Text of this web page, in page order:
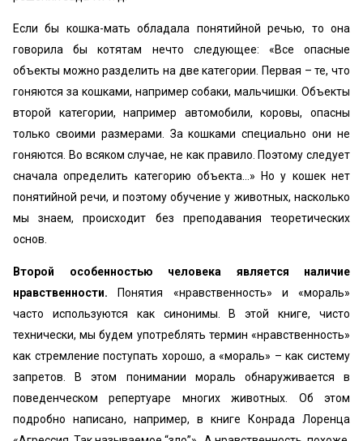
Если бы кошка-мать обладала понятийной речью, то она
говорила бы котятам нечто следующее: «Все опасные
объекты можно разделить на две категории. Первая – те, что
гоняются за кошками, например собаки, мальчишки. Объекты
второй категории, например автомобили, коровы, опасны
только своими размерами. За кошками специально они не
гоняются. Во всяком случае, не как правило. Поэтому следует
сначала определить категорию объекта…» Но у кошек нет
понятийной речи, и поэтому обучение у животных, насколько
мы знаем, происходит без преподавания теоретических
основ.
Второй особенностью человека является наличие
нравственности.
Понятия «нравственность» и «мораль»
часто используются как синонимы. В этой книге, чисто
технически, мы будем употреблять термин «нравственность»
как стремление поступать хорошо, а «мораль» – как систему
запретов. В этом понимании мораль обнаруживается в
поведенческом репертуаре многих животных. Об этом
подробно написано, например, в книге Конрада Лоренца